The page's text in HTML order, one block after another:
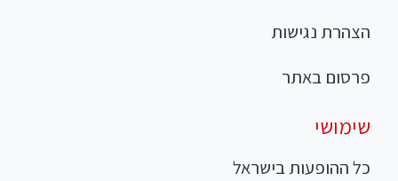
הצהרת נגישות
פרסום באתר
שימושי
כל ההופעות בישראל